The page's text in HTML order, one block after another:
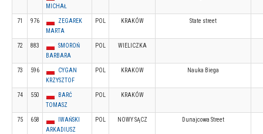
MICHAŁ
71 976
ZEGAREK
MARTA
POL KRAKÓW State street
72 883
SMOROŃ
BARBARA
POL WIELICZKA
73 596
CYGAN
KRZYSZTOF
POL KRAKOW Nauka Biega
74 550
BARĆ
TOMASZ
POL KRAKÓW
75 658
IWAŃSKI
ARKADIUSZ
POL NOWY SĄCZ Dunajcowa Street